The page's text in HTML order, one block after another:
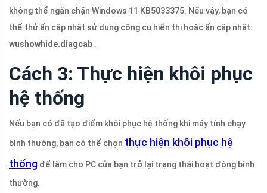
không thể ngăn chặn Windows 11 KB5033375. Nếu vậy, bạn có
thể thử ẩn cập nhật sử dụng công cụ hiển thị hoặc ẩn cập nhật:
wushowhide.diagcab .
Cách 3: Thực hiện khôi phục
hệ thống
Nếu bạn có đã tạo điểm khôi phục hệ thống khi máy tính chạy
bình thường, bạn có thể chọn thực hiện khôi phục hệ
thống để làm cho PC của bạn trở lại trạng thái hoạt động bình
thường.